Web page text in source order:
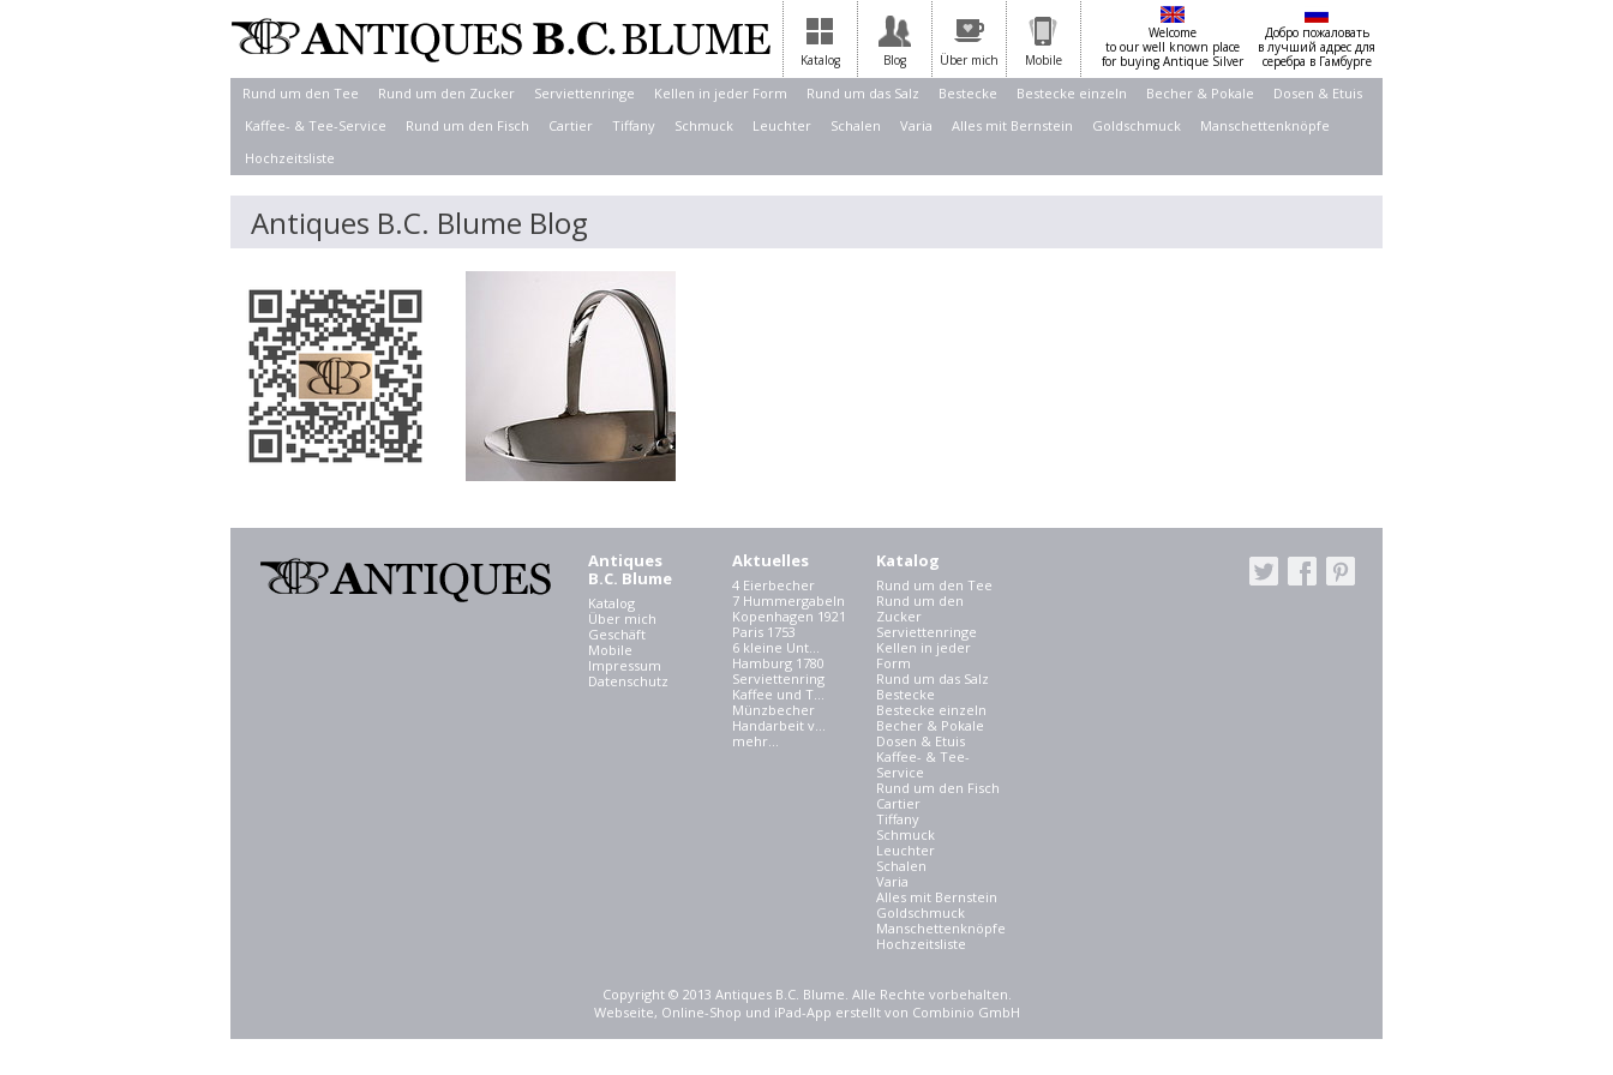
Katalog Blog Über mich Mobile
Welcome
to our well known place
for buying Antique Silver
Добро пожаловать
в лучший адрес для
серебра в Гамбурге
Rund um den Tee Rund um den Zucker Serviettenringe Kellen in jeder Form Rund um das Salz Bestecke Bestecke einzeln Becher & Pokale
Dosen & Etuis
Kaffee- & Tee-Service
Rund um den Fisch Cartier Tiffany Schmuck Leuchter Schalen Varia Alles mit Bernstein Goldschmuck
Manschettenknöpfe
Hochzeitsliste
Antiques B.C. Blume Blog
Antiques
B.C. Blume
Katalog
Über mich
Geschäft
Mobile
Impressum
Datenschutz
Aktuelles
4 Eierbecher
7 Hummergabeln
Kopenhagen 1921
Paris 1753
6 kleine Unt...
Hamburg 1780
Serviettenring
Kaffee und T...
Münzbecher
Handarbeit v...
mehr...
Katalog
Rund um den Tee
Rund um den
Zucker
Serviettenringe
Kellen in jeder
Form
Rund um das Salz
Bestecke
Bestecke einzeln
Becher & Pokale
Dosen & Etuis
Kaffee- & Tee-
Service
Rund um den Fisch
Cartier
Tiffany
Schmuck
Leuchter
Schalen
Varia
Alles mit Bernstein
Goldschmuck
Manschettenknöpfe
Hochzeitsliste
Copyright © 2013 Antiques B.C. Blume. Alle Rechte vorbehalten.
Webseite, Online-Shop und iPad-App erstellt von Combinio GmbH